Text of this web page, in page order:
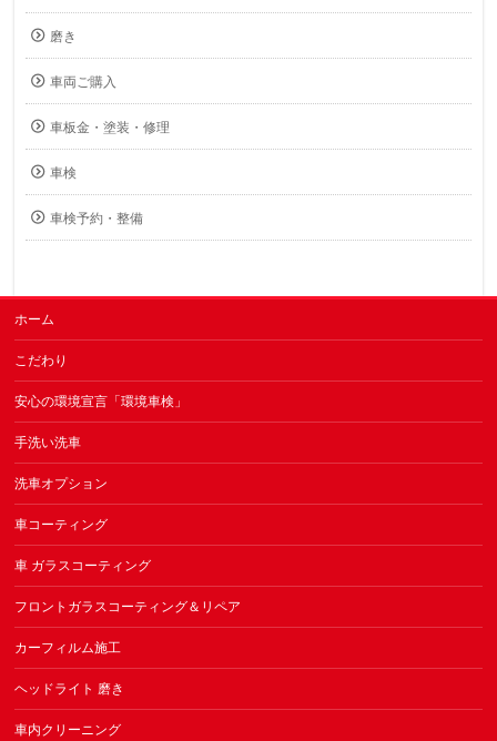
磨き
車両ご購入
車板金・塗装・修理
車検
車検予約・整備
ホーム
こだわり
安心の環境宣言「環境車検」
手洗い洗車
洗車オプション
車コーティング
車 ガラスコーティング
フロントガラスコーティング＆リペア
カーフィルム施工
ヘッドライト 磨き
車内クリーニング